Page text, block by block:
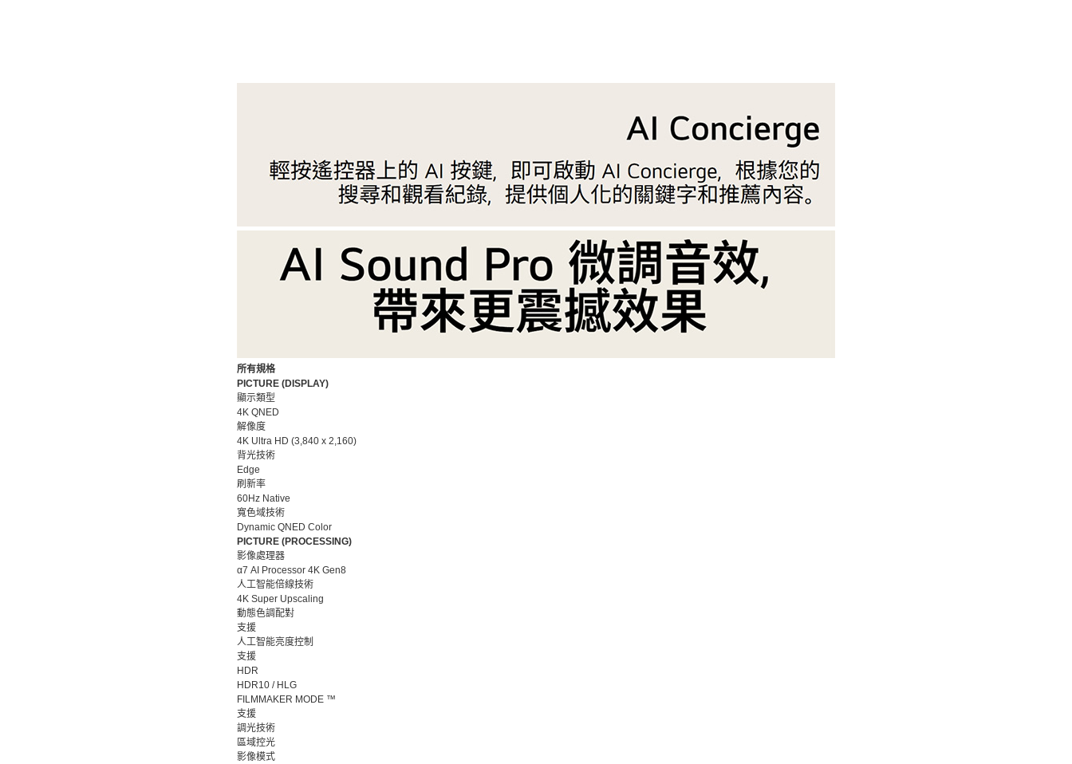
所有規格
PICTURE (DISPLAY)
顯示類型
4K QNED
解像度
4K Ultra HD (3,840 x 2,160)
背光技術
Edge
刷新率
60Hz Native
寬色域技術
Dynamic QNED Color
PICTURE (PROCESSING)
影像處理器
α7 AI Processor 4K Gen8
人工智能倍線技術
4K Super Upscaling
動態色調配對
支援
人工智能亮度控制
支援
HDR
HDR10 / HLG
FILMMAKER MODE ™
支援
調光技術
區域控光
影像模式